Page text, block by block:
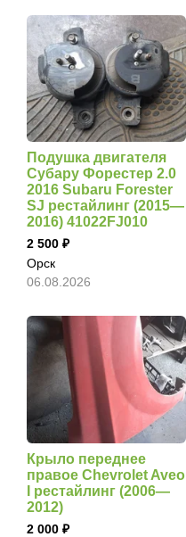
Подушка двигателя
Субару Форестер 2.0
2016 Subaru Forester
SJ рестайлинг (2015—
2016) 41022FJ010
2 500
Орск
06.08.2026
Крыло переднее
правое Chevrolet Aveo
I рестайлинг (2006—
2012)
2 000